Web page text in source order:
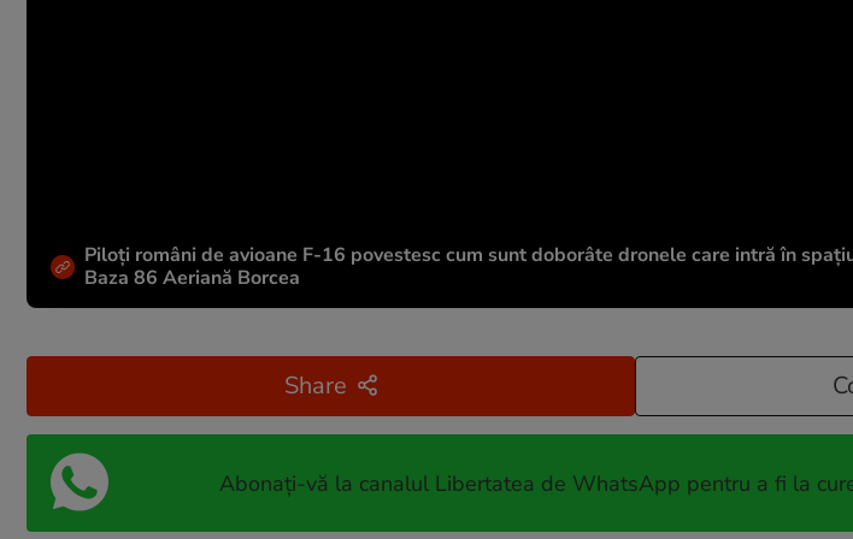
Piloți români de avioane F-16 povestesc cum sunt doborâte dronele care intră în
Baza 86 Aeriană Borcea
Share
Abonați-vă la canalul Libertatea de WhatsApp pentru a fi la